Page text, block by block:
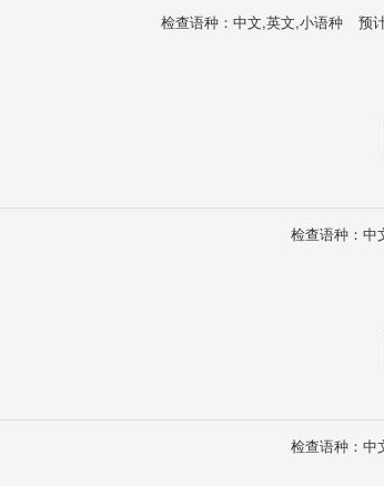
检查语种：中文,英文,小语种 预
检查语种：中
检查语种：中